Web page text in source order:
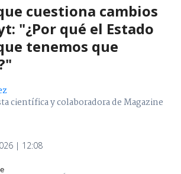
cuestiona cambios
"¿Por qué el Estado
tenemos que
científica y colaboradora de Magazine
| 12:08